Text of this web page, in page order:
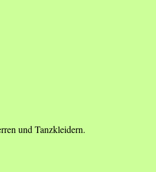
und Tanzkleidern.